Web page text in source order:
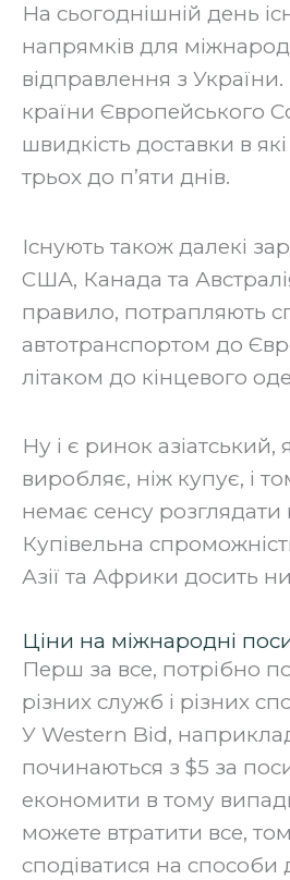
На сьогоднішній день
напрямків для
відправлення з
країни Європейського
швидкість доставки в
трьох до п’яти днів.
‍Існують також далекі
США, Канада та
правило, потрапляють
автотранспортом до
літаком до кінцевого
‍Ну і є ринок азіатський,
виробляє, ніж купує, і
немає сенсу розглядати
Купівельна
Азії та Африки досить
Ціни на міжнародні
Перш за все, потрібно
різних служб і різних
У Western Bid,
починаються з $5 за
економити в тому
можете втратити все,
сподіватися на способи